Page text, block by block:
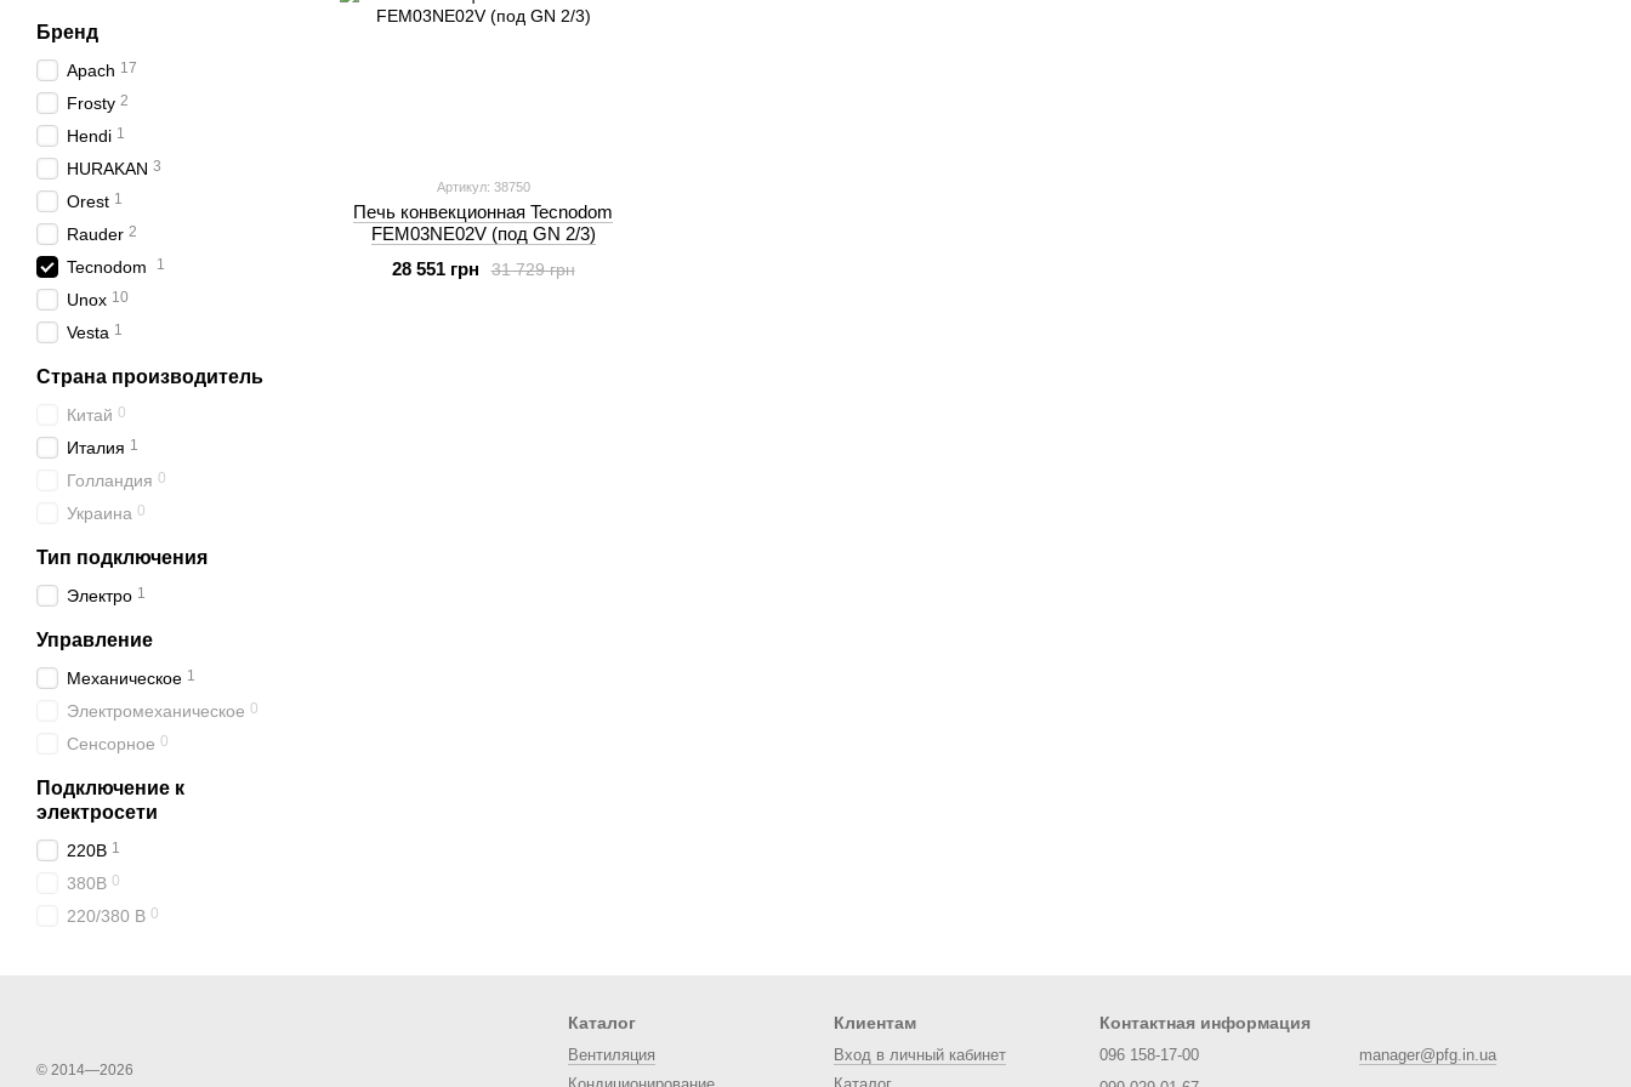
Артикул: 38750
Печь конвекционная Tecnodom
FEM03NE02V (под GN 2/3)
31 729 грн
28 551 грн
Бренд
Apach 17
Frosty 2
Hendi 1
HURAKAN 3
Orest 1
Rauder 2
Tecnodom 1
Unox 10
Vesta 1
Страна производитель
Китай 0
Италия 1
Голландия 0
Украина 0
Тип подключения
Электро 1
Управление
Механическое 1
Электромеханическое 0
Сенсорное 0
Подключение к
электросети
220В 1
380В 0
220/380 В 0
© 2014—2026
Каталог
Вентиляция
Клиентам
Вход в личный кабинет
Контактная информация
096 158-17-00
manager@pfg.in.ua